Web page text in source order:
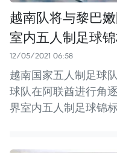
越南队将与黎巴
室内五人制足球
12/05/2021 06:58
越南国家五人制足球
球队在阿联酋进行角
界室内五人制足球锦